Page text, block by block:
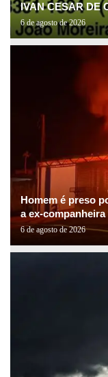
IVAN CESAR DE
6 de agosto de 2026
Homem é preso
a ex-companheira
6 de agosto de 2026